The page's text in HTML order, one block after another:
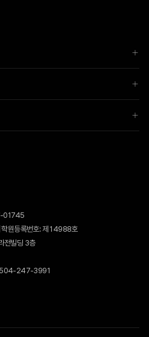
01745
원등록번호: 제 14988호
전빌딩 3층
247-3991